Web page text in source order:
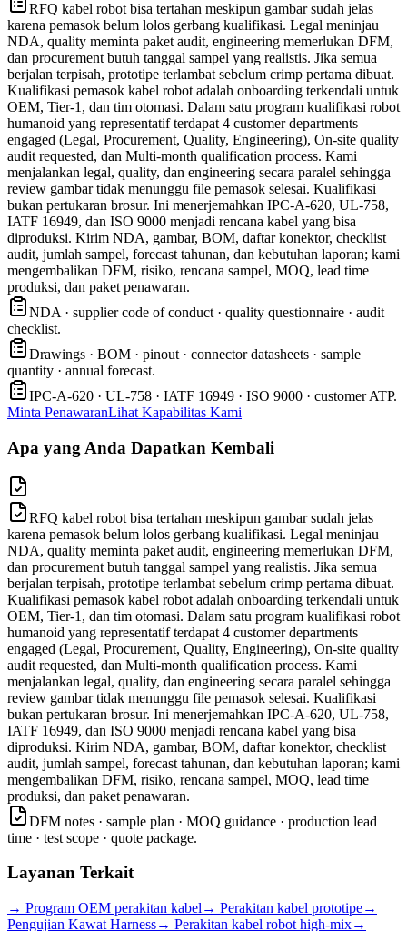
RFQ kabel robot bisa tertahan meskipun gambar sudah jelas
karena pemasok belum lolos gerbang kualifikasi. Legal meninjau
NDA, quality meminta paket audit, engineering memerlukan DFM,
dan procurement butuh tanggal sampel yang realistis. Jika semua
berjalan terpisah, prototipe terlambat sebelum crimp pertama dibuat.
Kualifikasi pemasok kabel robot adalah onboarding terkendali untuk
OEM, Tier-1, dan tim otomasi. Dalam satu program kualifikasi robot
humanoid yang representatif terdapat 4 customer departments
engaged (Legal, Procurement, Quality, Engineering), On-site quality
audit requested, dan Multi-month qualification process. Kami
menjalankan legal, quality, dan engineering secara paralel sehingga
review gambar tidak menunggu file pemasok selesai. Kualifikasi
bukan pertukaran brosur. Ini menerjemahkan IPC-A-620, UL-758,
IATF 16949, dan ISO 9000 menjadi rencana kabel yang bisa
diproduksi. Kirim NDA, gambar, BOM, daftar konektor, checklist
audit, jumlah sampel, forecast tahunan, dan kebutuhan laporan; kami
mengembalikan DFM, risiko, rencana sampel, MOQ, lead time
produksi, dan paket penawaran.
NDA · supplier code of conduct · quality questionnaire · audit
checklist.
Drawings · BOM · pinout · connector datasheets · sample
quantity · annual forecast.
IPC-A-620 · UL-758 · IATF 16949 · ISO 9000 · customer ATP.
Minta PenawaranLihat Kapabilitas Kami
Apa yang Anda Dapatkan Kembali
RFQ kabel robot bisa tertahan meskipun gambar sudah jelas
karena pemasok belum lolos gerbang kualifikasi. Legal meninjau
NDA, quality meminta paket audit, engineering memerlukan DFM,
dan procurement butuh tanggal sampel yang realistis. Jika semua
berjalan terpisah, prototipe terlambat sebelum crimp pertama dibuat.
Kualifikasi pemasok kabel robot adalah onboarding terkendali untuk
OEM, Tier-1, dan tim otomasi. Dalam satu program kualifikasi robot
humanoid yang representatif terdapat 4 customer departments
engaged (Legal, Procurement, Quality, Engineering), On-site quality
audit requested, dan Multi-month qualification process. Kami
menjalankan legal, quality, dan engineering secara paralel sehingga
review gambar tidak menunggu file pemasok selesai. Kualifikasi
bukan pertukaran brosur. Ini menerjemahkan IPC-A-620, UL-758,
IATF 16949, dan ISO 9000 menjadi rencana kabel yang bisa
diproduksi. Kirim NDA, gambar, BOM, daftar konektor, checklist
audit, jumlah sampel, forecast tahunan, dan kebutuhan laporan; kami
mengembalikan DFM, risiko, rencana sampel, MOQ, lead time
produksi, dan paket penawaran.
DFM notes · sample plan · MOQ guidance · production lead
time · test scope · quote package.
Layanan Terkait
→ Program OEM perakitan kabel → Perakitan kabel prototipe→
Pengujian Kawat Harness→ Perakitan kabel robot high-mix→